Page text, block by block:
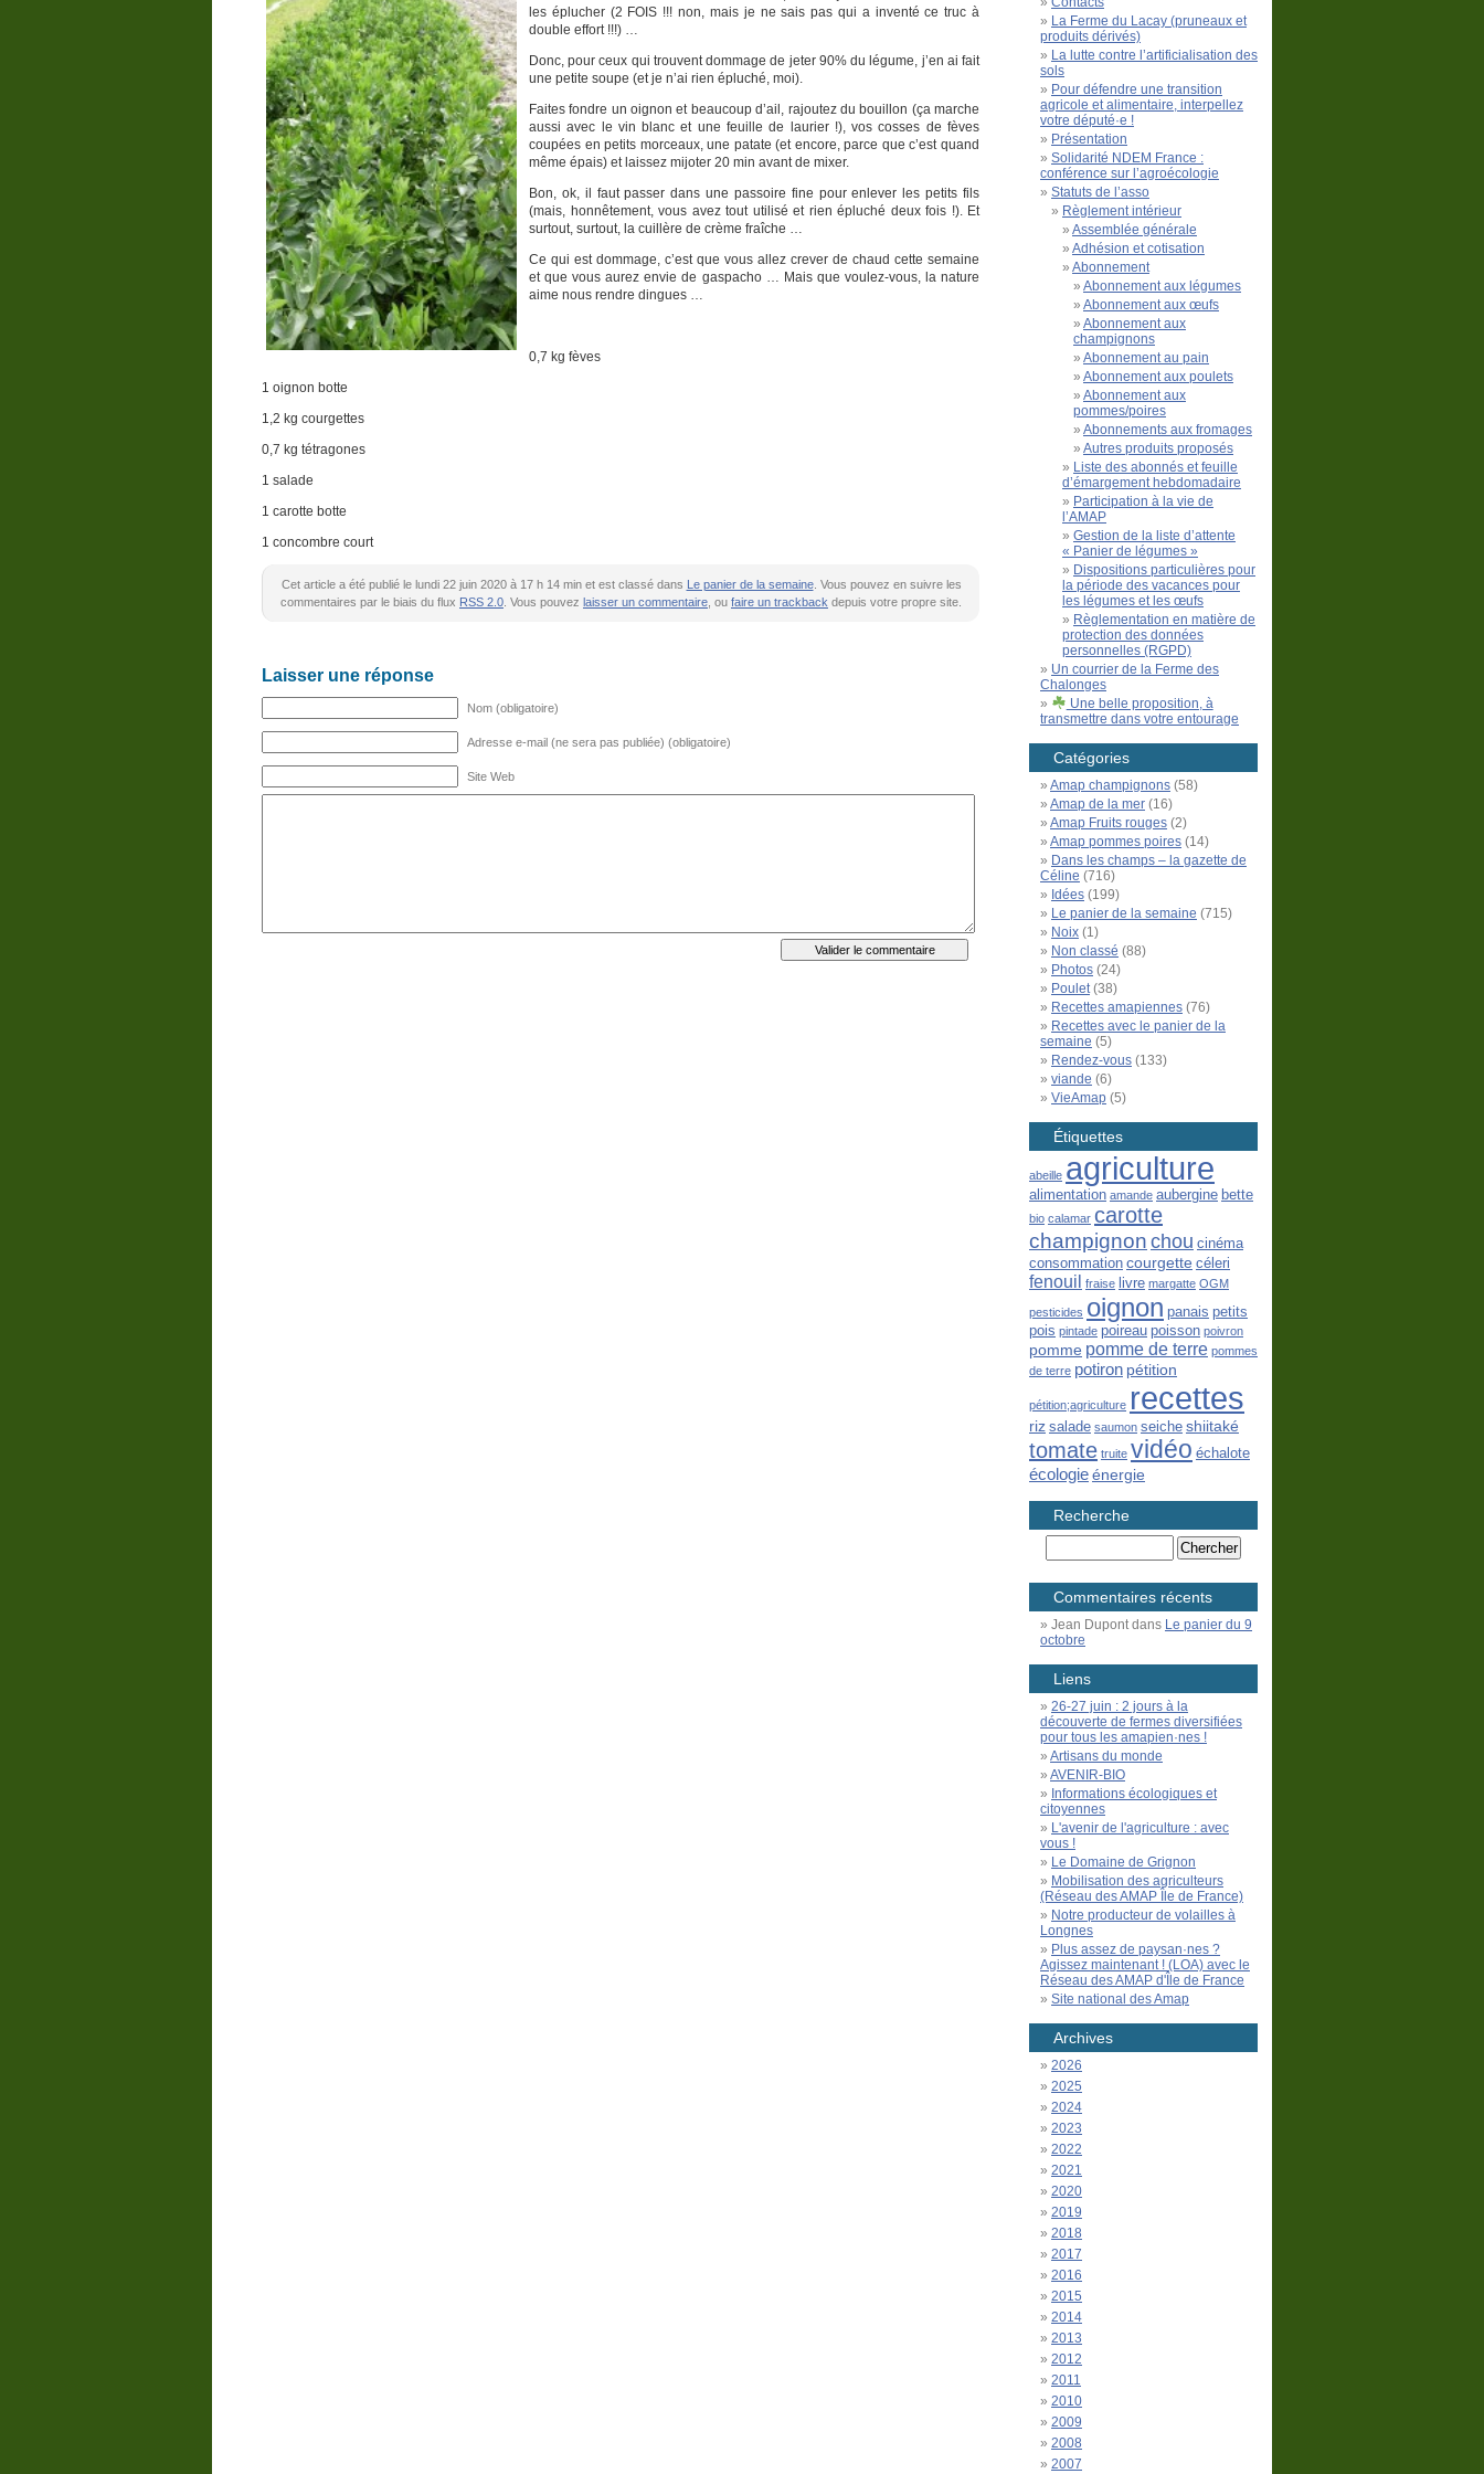
les éplucher (2 FOIS !!! non, mais je ne sais pas qui a inventé ce truc à
double effort !!!) …
Donc, pour ceux qui trouvent dommage de jeter 90% du légume, j’en ai fait
une petite soupe (et je n’ai rien épluché, moi).
Faites fondre un oignon et beaucoup d’ail, rajoutez du bouillon (ça marche
aussi avec le vin blanc et une feuille de laurier !), vos cosses de fèves
coupées en petits morceaux, une patate (et encore, parce que c’est quand
même épais) et laissez mijoter 20 min avant de mixer.
Bon, ok, il faut passer dans une passoire fine pour enlever les petits fils
(mais, honnêtement, vous avez tout utilisé et rien épluché deux fois !). Et
surtout, surtout, la cuillère de crème fraîche …
Ce qui est dommage, c’est que vous allez crever de chaud cette semaine
et que vous aurez envie de gaspacho … Mais que voulez-vous, la nature
aime nous rendre dingues …
0,7 kg fèves
1 oignon botte
1,2 kg courgettes
0,7 kg tétragones
1 salade
1 carotte botte
1 concombre court
Cet article a été publié le lundi 22 juin 2020 à 17 h 14 min et est classé dans Le panier de la semaine. Vous pouvez en suivre les
commentaires par le biais du flux RSS 2.0 . Vous pouvez laisser un commentaire , ou faire un trackback depuis votre propre site.
Laisser une réponse
Nom (obligatoire)
Adresse e-mail (ne sera pas publiée) (obligatoire)
Site Web
La Ferme du Lacay (pruneaux et
produits dérivés)
La lutte contre l’artificialisation des
sols
Pour défendre une transition
agricole et alimentaire, interpellez
votre député·e !
Présentation
Solidarité NDEM France :
conférence sur l’agroécologie
Statuts de l’asso
Règlement intérieur
Assemblée générale
Adhésion et cotisation
Abonnement
Abonnement aux légumes
Abonnement aux œufs
Abonnement aux
champignons
Abonnement au pain
Abonnement aux poulets
Abonnement aux
pommes/poires
Abonnements aux fromages
Autres produits proposés
Liste des abonnés et feuille
d’émargement hebdomadaire
Participation à la vie de
l’AMAP
Gestion de la liste d’attente
« Panier de légumes »
Dispositions particulières pour
la période des vacances pour
les légumes et les œufs
Règlementation en matière de
protection des données
personnelles (RGPD)
Un courrier de la Ferme des
Chalonges
Une belle proposition, à
transmettre dans votre entourage
Catégories
Amap champignons (58)
Amap de la mer (16)
Amap Fruits rouges (2)
Amap pommes poires (14)
Dans les champs – la gazette de
Céline (716)
Idées (199)
Le panier de la semaine (715)
Noix (1)
Non classé (88)
Photos (24)
Poulet(38)
Recettes amapiennes (76)
Recettes avec le panier de la
semaine (5)
Rendez-vous (133)
viande (6)
VieAmap (5)
Étiquettes
abeille agriculture
alimentation amande aubergine bette
bio calamar carotte
champignon chou cinéma
consommation courgette céleri
fenouil fraise livre margatte OGM
pesticides oignon panais petits
pois pintade poireau poisson poivron
pomme pomme de terre pommes
de terre potiron pétition
pétition;agriculture recettes
riz salade saumon seiche shiitaké
tomate truite vidéo échalote
écologieénergie
Recherche
Commentaires récents
Jean Dupontdans Le panier du 9
octobre
Liens
26-27 juin : 2 jours à la
découverte de fermes diversifiées
pour tous les amapien·nes !
Artisans du monde
AVENIR-BIO
Informations écologiques et
citoyennes
L'avenir de l'agriculture : avec
vous !
Le Domaine de Grignon
Mobilisation des agriculteurs
(Réseau des AMAP Île de France)
Notre producteur de volailles à
Longnes
Plus assez de paysan·nes ?
Agissez maintenant ! (LOA) avec le
Réseau des AMAP d'Île de France
Site national des Amap
Archives
2026
2025
2024
2023
2022
2021
2020
2019
2018
2017
2016
2015
2014
2013
2012
2011
2010
2009
2008
2007